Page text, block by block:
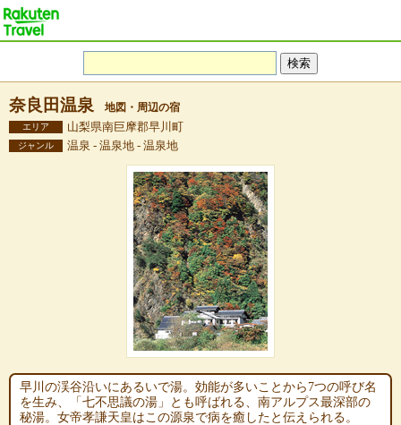
奈良田温泉 地図・周辺の宿
エリア 山梨県南巨摩郡早川町
ジャンル 温泉 - 温泉地 - 温泉地
早川の渓谷沿いにあるいで湯。効能が多いことから7つの呼び名
を生み、「七不思議の湯」とも呼ばれる、南アルプス最深部の
秘湯。女帝孝謙天皇はこの源泉で病を癒したと伝えられる。